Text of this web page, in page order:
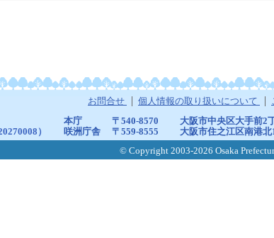
お問合せ 個人情報の取り扱いについて
）
本庁 〒540-8570 大阪市中央区大手前2
咲洲庁舎
〒559-8555 大阪市住之江区南港北
© Copyright 2003-2026 Osaka